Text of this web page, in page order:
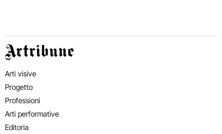
Artribune
Arti visive
Progetto
Professioni
Arti performative
Editoria